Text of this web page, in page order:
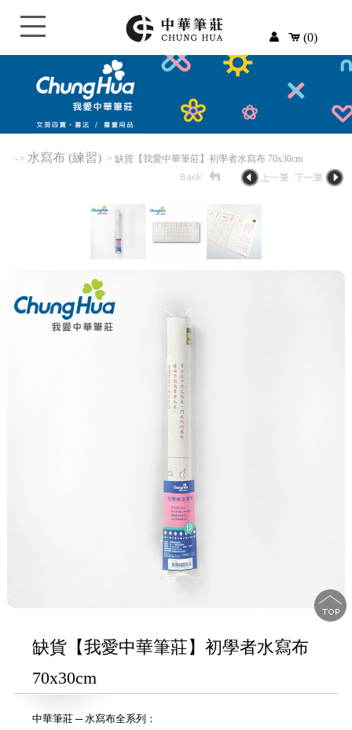
(0)
‧ > 水寫布 (練習) > 缺貨【我愛中華筆莊】初學者水寫布 70x30cm
缺貨【我愛中華筆莊】初學者水寫布
70x30cm
中華筆莊 ─ 水寫布全系列：